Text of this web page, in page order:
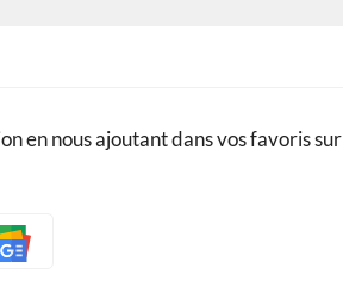
en nous ajoutant dans vos favoris sur